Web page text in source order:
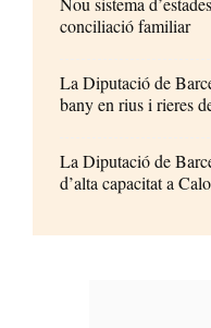
conciliació familiar
La Diputació de
bany en rius i rieres
La Diputació de
d’alta capacitat a